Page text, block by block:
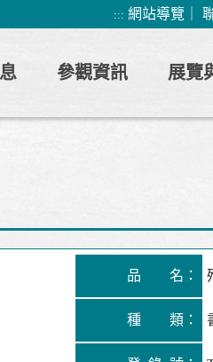
::: 網站導覽
參觀資訊 展覽
品 名：
種 類：